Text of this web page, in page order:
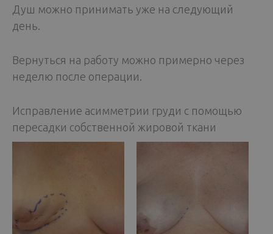
Душ можно принимать уже на следующий
день.
Вернуться на работу можно примерно через
неделю после операции.
Исправление асимметрии груди с помощью
пересадки собственной жировой ткани